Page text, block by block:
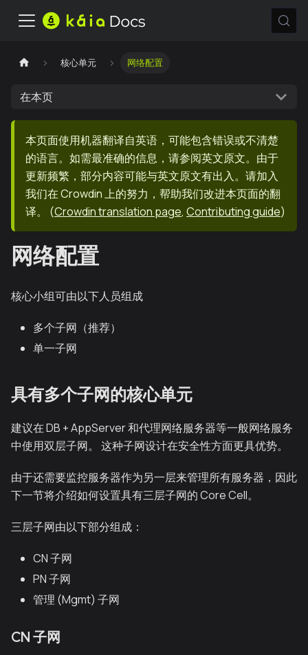
核心单元 网络配置
在本页
本页面使用机器翻译自英语，可能包含错误或不清楚
的语言。如需最准确的信息，请参阅英文原文。由于
更新频繁，部分内容可能与英文原文有出入。请加入
我们在 Crowdin 上的努力，帮助我们改进本页面的翻
译。
(Crowdin translation page, Contributing guide)
网络配置
核心小组可由以下人员组成
多个子网（推荐）
单一子网
具有多个子网的核心单元
建议在 DB + AppServer 和代理网络服务器等一般网络服务
中使用双层子网。 这种子网设计在安全性方面更具优势。
由于还需要监控服务器作为另一层来管理所有服务器，因此
下一节将介绍如何设置具有三层子网的 Core Cell。
三层子网由以下部分组成：
CN 子网
PN 子网
管理 (Mgmt) 子网
CN 子网